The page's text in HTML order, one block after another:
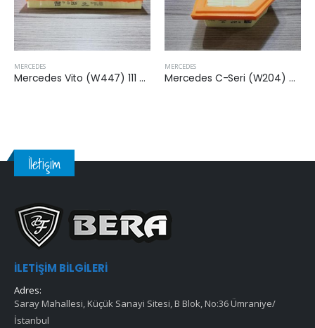
Mercedes Vito (W447) 111 CDI 2014 Sonrası Hava Filtresi Mercedes C-Seri (W204) C 180 CGI 2007-2014 Arası Hava Filtresi
İletişim
İLETIŞIM BILGILERI
Adres:
Saray Mahallesi, Küçük Sanayi Sitesi, B Blok, No:36 Ümraniye/
İstanbul